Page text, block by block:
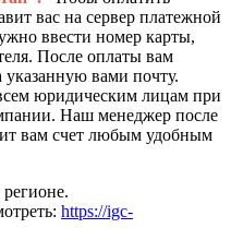
вас на сервер платежной
ввести номер карты,
После оплаты вам
вами почту.
юридическим лицам при
Наш менеджер после
вам счет любым удобным
https://igc-